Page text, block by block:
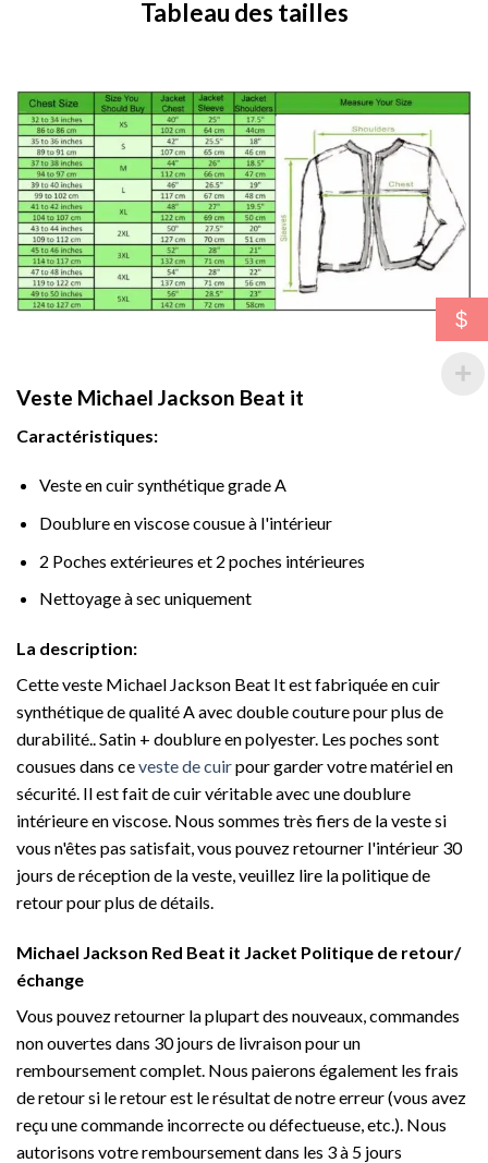
Tableau des tailles
Veste Michael Jackson Beat it
Caractéristiques:
Veste en cuir synthétique grade A
Doublure en viscose cousue à l'intérieur
2 Poches extérieures et 2 poches intérieures
Nettoyage à sec uniquement
La description:
Cette veste Michael Jackson Beat It est fabriquée en cuir
synthétique de qualité A avec double couture pour plus de
durabilité.. Satin + doublure en polyester. Les poches sont
cousues dans ceveste de cuirpour garder votre matériel en
sécurité. Il est fait de cuir véritable avec une doublure
intérieure en viscose. Nous sommes très fiers de la veste si
vous n'êtes pas satisfait, vous pouvez retourner l'intérieur 30
jours de réception de la veste, veuillez lire la politique de
retour pour plus de détails.
Michael Jackson Red Beat it Jacket Politique de retour/
échange
Vous pouvez retourner la plupart des nouveaux, commandes
non ouvertes dans 30 jours de livraison pour un
remboursement complet. Nous paierons également les frais
de retour si le retour est le résultat de notre erreur (vous avez
reçu une commande incorrecte ou défectueuse, etc.). Nous
autorisons votre remboursement dans les 3 à 5 jours
$